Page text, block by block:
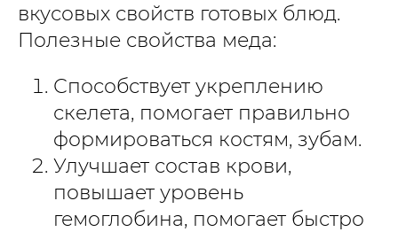
вкусовых свойств готовых блюд.
Полезные свойства меда:
Способствует укреплению
скелета, помогает правильно
формироваться костям, зубам.
Улучшает состав крови,
повышает уровень
гемоглобина, помогает быстро